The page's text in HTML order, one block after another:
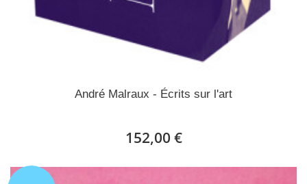
André Malraux - Écrits sur l'art
152,00 €